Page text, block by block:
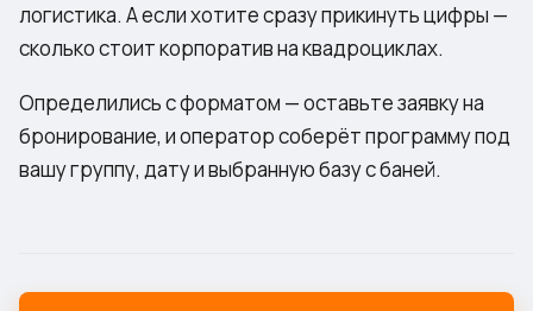
логистика. А если хотите сразу прикинуть цифры —
сколько стоит корпоратив на квадроциклах.
Определились с форматом —оставьте заявку на
бронирование, и оператор соберёт программу под
вашу группу, дату и выбранную базу с баней.